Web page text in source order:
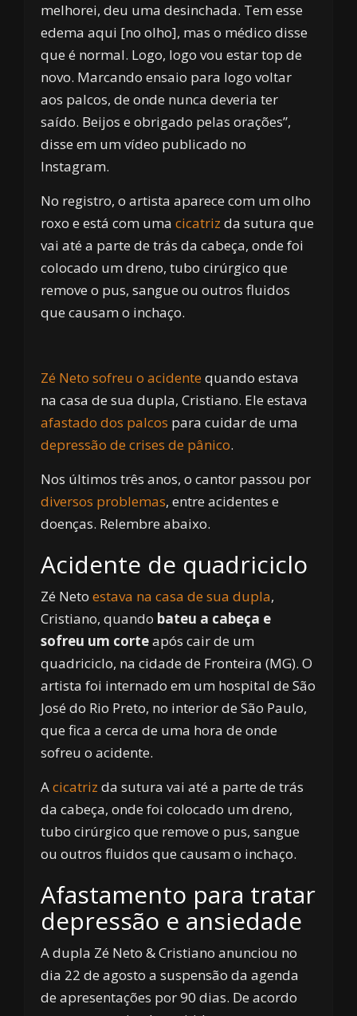
melhorei, deu uma desinchada. Tem esse
edema aqui [no olho], mas o médico disse
que é normal. Logo, logo vou estar top de
novo. Marcando ensaio para logo voltar
aos palcos, de onde nunca deveria ter
saído. Beijos e obrigado pelas orações”,
disse em um vídeo publicado no
Instagram.
No registro, o artista aparece com um olho
roxo e está com uma cicatriz da sutura que
vai até a parte de trás da cabeça, onde foi
colocado um dreno, tubo cirúrgico que
remove o pus, sangue ou outros fluidos
que causam o inchaço.
Zé Neto sofreu o acidente quando estava
na casa de sua dupla, Cristiano. Ele estava
afastado dos palcos para cuidar de uma
depressão de crises de pânico.
Nos últimos três anos, o cantor passou por
diversos problemas, entre acidentes e
doenças. Relembre abaixo.
Acidente de quadriciclo
Zé Neto estava na casa de sua dupla,
Cristiano, quando bateu a cabeça e
sofreu um corteapós cair de um
quadriciclo, na cidade de Fronteira (MG). O
artista foi internado em um hospital de São
José do Rio Preto, no interior de São Paulo,
que fica a cerca de uma hora de onde
sofreu o acidente.
Acicatriz da sutura vai até a parte de trás
da cabeça, onde foi colocado um dreno,
tubo cirúrgico que remove o pus, sangue
ou outros fluidos que causam o inchaço.
Afastamento para tratar
depressão e ansiedade
A dupla Zé Neto & Cristiano anunciou no
dia 22 de agosto a suspensão da agenda
de apresentações por 90 dias. De acordo